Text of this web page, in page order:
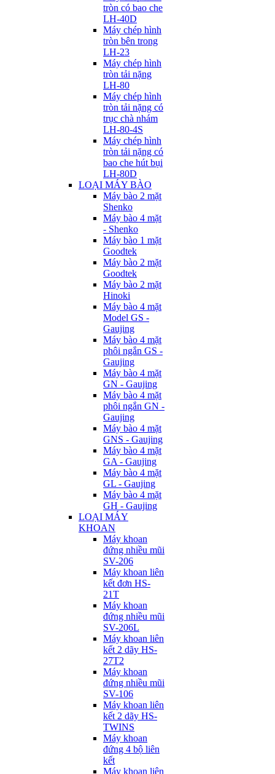
tròn có bao che
LH-40D
Máy chép hình
tròn bên trong
LH-23
Máy chép hình
tròn tải nặng
LH-80
Máy chép hình
tròn tải nặng có
trục chà nhám
LH-80-4S
Máy chép hình
tròn tải nặng có
bao che hút bụi
LH-80D
LOẠI MÁY BÀO
Máy bào 2 mặt
Shenko
Máy bào 4 mặt
- Shenko
Máy bào 1 mặt
Goodtek
Máy bào 2 mặt
Goodtek
Máy bào 2 mặt
Hinoki
Máy bào 4 mặt
Model GS -
Gaujing
Máy bào 4 mặt
phôi ngắn GS -
Gaujing
Máy bào 4 mặt
GN - Gaujing
Máy bào 4 mặt
phôi ngắn GN -
Gaujing
Máy bào 4 mặt
GNS - Gaujing
Máy bào 4 mặt
GA - Gaujing
Máy bào 4 mặt
GL - Gaujing
Máy bào 4 mặt
GH - Gaujing
LOẠI MÁY
KHOAN
Máy khoan
đứng nhiều mũi
SV-206
Máy khoan liên
kết đơn HS-
21T
Máy khoan
đứng nhiều mũi
SV-206L
Máy khoan liên
kết 2 dãy HS-
27T2
Máy khoan
đứng nhiều mũi
SV-106
Máy khoan liên
kết 2 dãy HS-
TWINS
Máy khoan
đứng 4 bộ liên
kết
Máy khoan liên